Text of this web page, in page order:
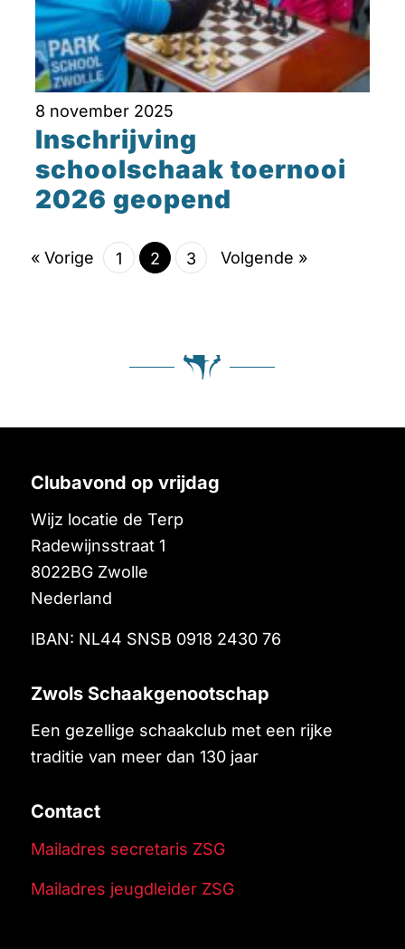
8 november 2025
Inschrijving
schoolschaak toernooi
2026 geopend
« Vorige 1 2 3 Volgende »
Clubavond op vrijdag
Wijz locatie de Terp
Radewijnsstraat 1
8022BG Zwolle
Nederland
IBAN: NL44 SNSB 0918 2430 76
Zwols Schaakgenootschap
Een gezellige schaakclub met een rijke
traditie van meer dan 130 jaar
Contact
Mailadres secretaris ZSG
Mailadres jeugdleider ZSG